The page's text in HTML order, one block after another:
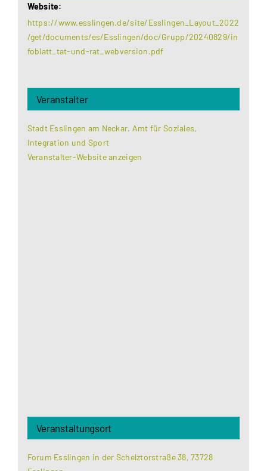
Website:
https://www.esslingen.de/site/Esslingen_Layout_2022
/get/documents/es/Esslingen/doc/Grupp/20240829/in
foblatt_tat-und-rat_webversion.pdf
Veranstalter
Stadt Esslingen am Neckar. Amt für Soziales,
Integration und Sport
Veranstalter-Website anzeigen
Veranstaltungsort
Forum Esslingen in der Schelztorstraße 38, 73728